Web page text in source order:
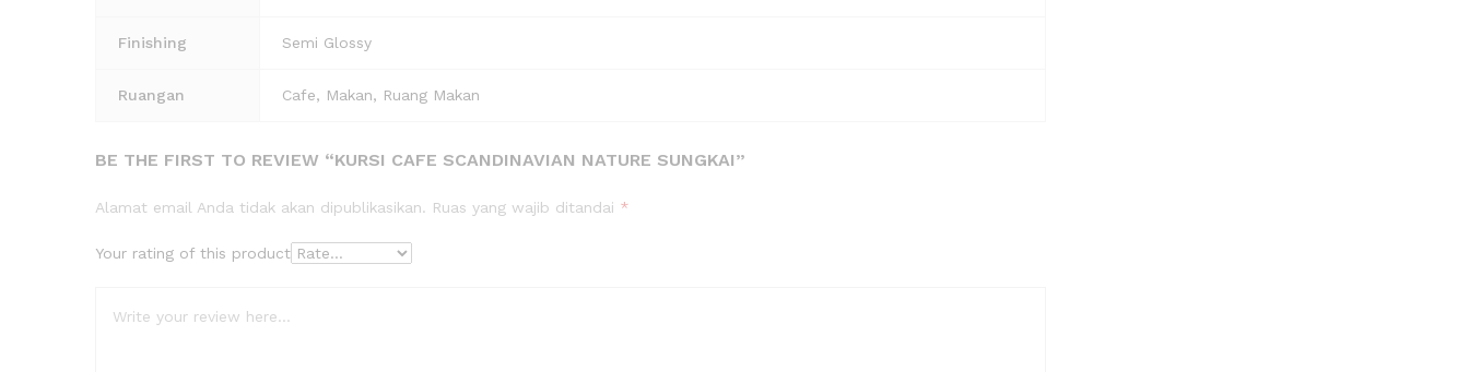
Finishing Semi Glossy
Ruangan Cafe, Makan, Ruang Makan
BE THE FIRST TO REVIEW “KURSI CAFE SCANDINAVIAN NATURE SUNGKAI”
Alamat email Anda tidak akan dipublikasikan. Ruas yang wajib ditandai *
Your rating of this product